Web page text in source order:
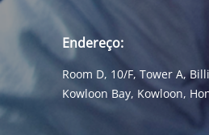
Endereço:
Room D, 10/F, Tower A,
Kowloon Bay, Kowloon,